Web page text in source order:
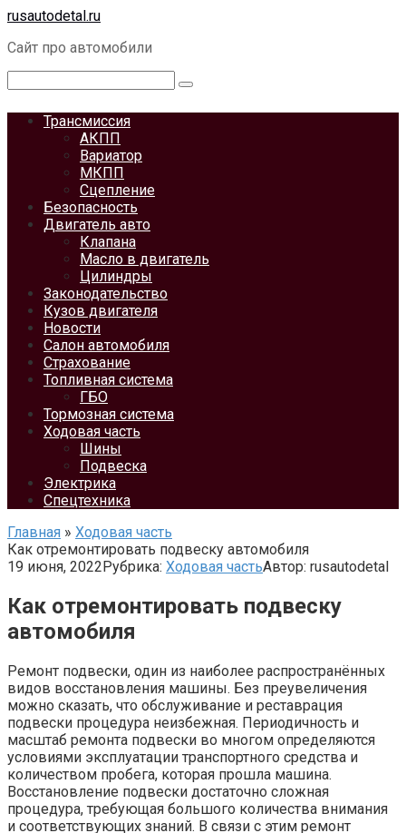
Перейти
контенту
rusautodetal.ru
Сайт про автомобили
Трансмиссия
АКПП
Вариатор
МКПП
Сцепление
Безопасность
Двигатель авто
Клапана
Масло в двигатель
Цилиндры
Законодательство
Кузов двигателя
Новости
Салон автомобиля
Страхование
Топливная система
ГБО
Тормозная система
Ходовая часть
Шины
Подвеска
Электрика
Спецтехника
Главная » Ходовая часть
Как отремонтировать подвеску автомобиля
19 июня, 2022Рубрика: Ходовая частьАвтор: rusautodetal
Как отремонтировать подвеску
автомобиля
Ремонт подвески, один из наиболее распространённых
видов восстановления машины. Без преувеличения
можно сказать, что обслуживание и реставрация
подвески процедура неизбежная. Периодичность и
масштаб ремонта подвески во многом определяются
условиями эксплуатации транспортного средства и
количеством пробега, которая прошла машина.
Восстановление подвески достаточно сложная
процедура, требующая большого количества внимания
и соответствующих знаний. В связи с этим ремонт